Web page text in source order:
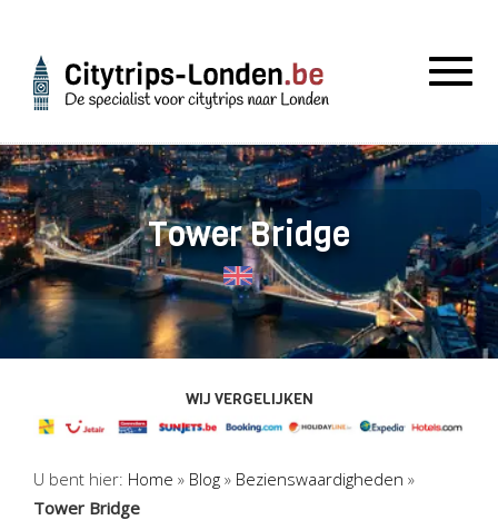
Tower Bridge
WIJ VERGELIJKEN
U bent hier: Home » Blog » Bezienswaardigheden »
Tower Bridge